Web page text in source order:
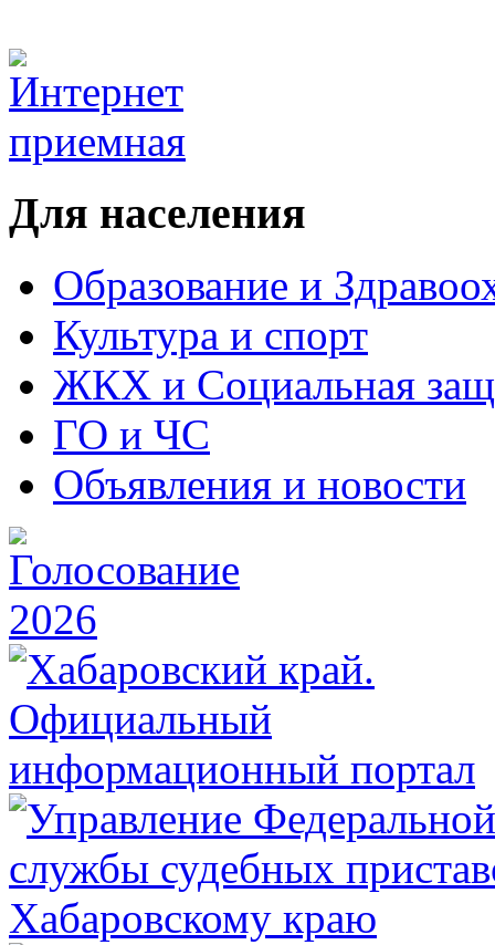
Для населения
Образование и
Культура и спорт
ЖКХ и Социальная
ГО и ЧС
Объявления и новости